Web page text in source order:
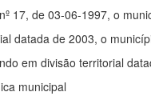
17, de 03-06-1997, o
datada de 2003, o
em divisão territorial
municipal